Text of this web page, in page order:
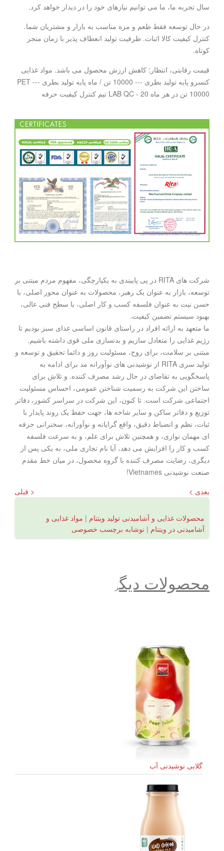
سال تجربه ما، ما می توانیم نیازهای خود را در دیدار خواهد کرد.
در حال توسعه فقط طعم و مزه مناسب به بازار و مشتریان شما.
کنترل کیفیت کالا اثبات. ظرفیت تولید انعطاف پذیر با زمان منجر
کوتاه.
قیمت رقابتی، انتظار: کاهش ارزش محصول می باشد. مواد غذایی
کنسرو پایه تولید بطری --- 10000 تن / ماه پایه تولید بطری PET ---
10000 تن در هر ماه LAB QC - 20 تیم کنترل کیفیت حرفه
شرکت های RITA در پی پایبندی به یکپارچگی، مفهوم مردم مبتنی بر
توسعه، بازار به عنوان یک رهبر، محصولات به عنوان محور اصلی، با
حسن نیت به عنوان فلسفه کسب و کار اصلی، با سطح فنی عالی،
بهبود سیستم تضمین کیفیت.
ما متعهد به ارائه افراد در راستای قانون اساسی غذای سبز بودیم تا
رژیم غذایی را متعادل سازیم و بدنسازی ملی قوی داشته باشیم.
مبتنی بر سلامت، برای روح، مسئولیت روز و دائما تحقیق و توسعه و
تولید سری RITA از نوشیدنی های نوآورانه مد برای ادامه به
پاسخگویی به تقاضای در حال رشد مصرف کننده. و تلاش برای
ساختن این شرکت به رسمیت شناختن عمومی، احساس مسئولیت
اجتماعی شرکت است. تا کنون، این شرکت در سراسر کشور، دفاتر
توزیع و دفاتر ساکن و سایر شاخه ها، جهت حفظ یک روند پایدار با
ثبات، نظم و انضباط دقیق، واقع گرایانه و نوآورانه، سخنرانی حرفه
ای مهمان نوازی، و همچنین تلاش برای علم، و به سرعت فلسفه
کسب و کار را افزایش می دهد، آیا نام تجاری ملی، به یکی پس از
دیگری، رضایت مصرف کننده با گروه محصول، در میان خط مقدم
صنعت نوشیدنی Vietnames!
< قبلی
بعدی >
محصولات غذایی و آشامیدنی تولید ویتنام | مواد غذایی و
آشامیدنی در ویتنام | نوشابه برچسب خصوصی
محصولات دیگر
گلابی نوشیدنی آب